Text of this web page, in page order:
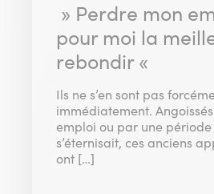
» Perdre mon
pour moi la
rebondir «
Ils ne s’en sont pas
immédiatement.
emploi ou par une
s’éternisait, ces anciens
ont […]